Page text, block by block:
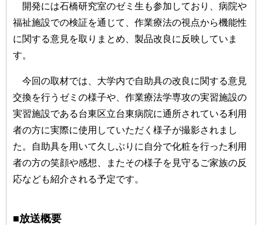
開発には石橋研究室のゼミ生も参加しており、病院や
福祉施設での検証を通じて、作業療法の視点から機能性
に関する意見を取りまとめ、製品改良に反映していま
す。
今回の取材では、大学内で自助具の改良に関する意見
交換を行うゼミの様子や、作業療法学専攻の実習施設の
実習施設である台東区立台東病院に通所されている利用
者の方に実際に使用していただく様子が撮影されまし
た。自助具を用いて久しぶりに自分で化粧を行った利用
者の方の笑顔や感想、またその様子を見守るご家族の反
応なども紹介される予定です。
■放送概要